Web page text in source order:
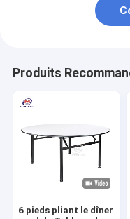
Produits
6 pieds pliant le dîner